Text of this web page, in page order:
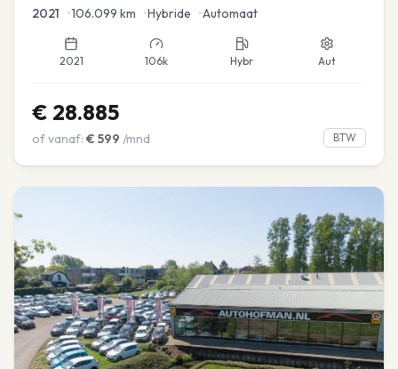
2021 •106.099 km •Hybride •Automaat
2021 106k Hybr Aut
€ 28.885
of vanaf: € 599 /mnd BTW